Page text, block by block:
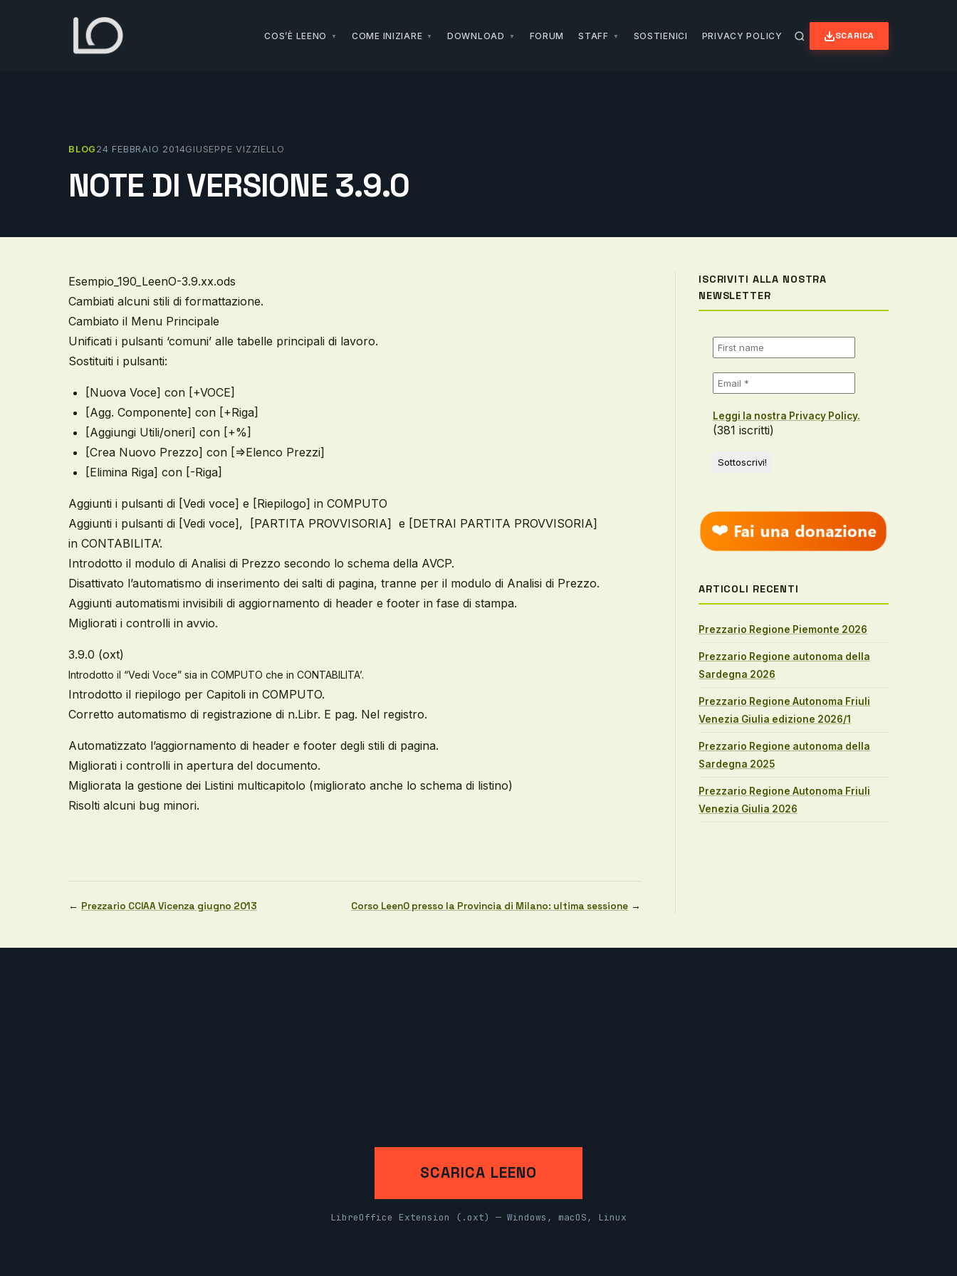
COS’È LEENO COME INIZIARE DOWNLOAD FORUM STAFF SOSTIENICI PRIVACY POLICY SCARICA
BLOG 24 FEBBRAIO 2014GIUSEPPE VIZZIELLO
NOTE DI VERSIONE 3.9.0
Esempio_190_LeenO-3.9.xx.ods
Cambiati alcuni stili di formattazione.
Cambiato il Menu Principale
Unificati i pulsanti ‘comuni’ alle tabelle principali di lavoro.
Sostituiti i pulsanti:
[Nuova Voce] con [+VOCE]
[Agg. Componente] con [+Riga]
[Aggiungi Utili/oneri] con [+%]
[Crea Nuovo Prezzo] con [=>Elenco Prezzi]
[Elimina Riga] con [-Riga]
Aggiunti i pulsanti di [Vedi voce] e [Riepilogo] in COMPUTO
Aggiunti i pulsanti di [Vedi voce], [PARTITA PROVVISORIA] e [DETRAI PARTITA PROVVISORIA]
in CONTABILITA’.
Introdotto il modulo di Analisi di Prezzo secondo lo schema della AVCP.
Disattivato l’automatismo di inserimento dei salti di pagina, tranne per il modulo di Analisi di Prezzo.
Aggiunti automatismi invisibili di aggiornamento di header e footer in fase di stampa.
Migliorati i controlli in avvio.
3.9.0 (oxt)
Introdotto il “Vedi Voce” sia in COMPUTO che in CONTABILITA’.
Introdotto il riepilogo per Capitoli in COMPUTO.
Corretto automatismo di registrazione di n.Libr. E pag. Nel registro.
Automatizzato l’aggiornamento di header e footer degli stili di pagina.
Migliorati i controlli in apertura del documento.
Migliorata la gestione dei Listini multicapitolo (migliorato anche lo schema di listino)
Risolti alcuni bug minori.
← Prezzario CCIAA Vicenza giugno 2013 Corso LeenO presso la Provincia di Milano: ultima sessione →
ISCRIVITI ALLA NOSTRA
NEWSLETTER
Leggi la nostra Privacy Policy.
(381 iscritti)
ARTICOLI RECENTI
Prezzario Regione Piemonte 2026
Prezzario Regione autonoma della
Sardegna 2026
Prezzario Regione Autonoma Friuli
Venezia Giulia edizione 2026/1
Prezzario Regione autonoma della
Sardegna 2025
Prezzario Regione Autonoma Friuli
Venezia Giulia 2026
SCARICA LEENO
LibreOffice Extension (.oxt) — Windows, macOS, Linux